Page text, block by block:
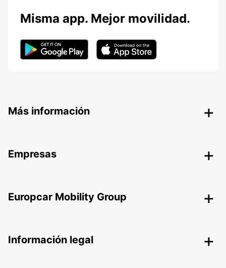
Misma app. Mejor movilidad.
Más información
Empresas
Europcar Mobility Group
Información legal